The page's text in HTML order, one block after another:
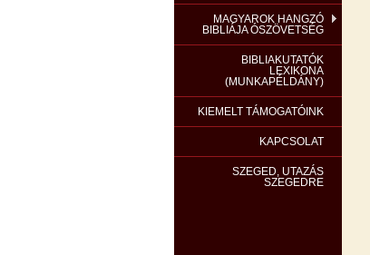
MAGYAROK HANGZÓ
BIBLIÁJA ÓSZÖVETSÉG
BIBLIAKUTATÓK
LEXIKONA
(MUNKAPÉLDÁNY)
KIEMELT TÁMOGATÓINK
KAPCSOLAT
SZEGED, UTAZÁS
SZEGEDRE